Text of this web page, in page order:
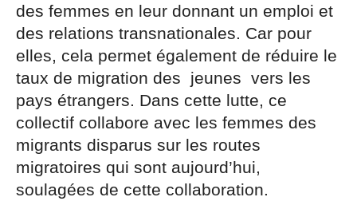
des femmes en leur donnant un emploi et
des relations transnationales. Car pour
elles, cela permet également de réduire le
taux de migration des jeunes vers les
pays étrangers. Dans cette lutte, ce
collectif collabore avec les femmes des
migrants disparus sur les routes
migratoires qui sont aujourd’hui,
soulagées de cette collaboration.